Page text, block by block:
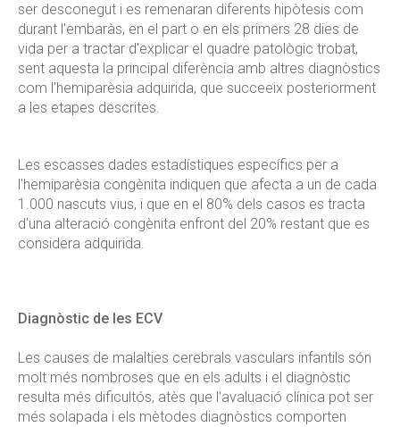
ser desconegut i es remenaran diferents hipòtesis com
durant l'embaràs, en el part o en els primers 28 dies de
vida per a tractar d'explicar el quadre patològic trobat,
sent aquesta la principal diferència amb altres diagnòstics
com l'hemiparèsia adquirida, que succeeix posteriorment
a les etapes descrites.
Les escasses dades estadístiques específics per a
l'hemiparèsia congènita indiquen que afecta a un de cada
1.000 nascuts vius, i que en el 80% dels casos es tracta
d'una alteració congènita enfront del 20% restant que es
considera adquirida.
Diagnòstic de les ECV
Les causes de malalties cerebrals vasculars infantils són
molt més nombroses que en els adults i el diagnòstic
resulta més dificultós, atès que l'avaluació clínica pot ser
més solapada i els mètodes diagnòstics comporten